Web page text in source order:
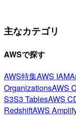
主なカテゴリ
AWSで探す
AWS特集AWS IAM
OrganizationsAWS
S3S3 TablesAWS
RedshiftAWS